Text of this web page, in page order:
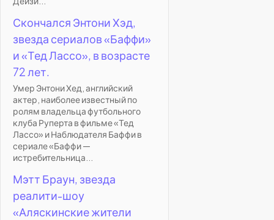
Скончался Энтони Хэд,
звезда сериалов «Баффи»
и «Тед Лассо», в возрасте
72 лет.
Умер Энтони Хед, английский
актер, наиболее известный по
ролям владельца футбольного
клуба Руперта в фильме «Тед
Лассо» и Наблюдателя Баффи в
сериале «Баффи —
истребительница...
Мэтт Браун, звезда
реалити-шоу
«Аляскинские жители